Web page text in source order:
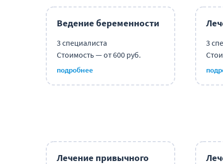
Ведение беременности
3 специалиста
Стоимость — от 600 руб.
подробнее
3
Лечение привычного